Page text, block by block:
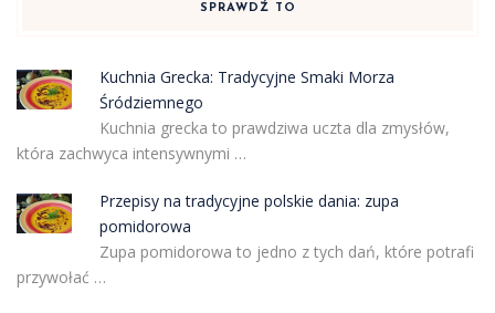
SPRAWDŹ TO
Kuchnia Grecka: Tradycyjne Smaki Morza
Śródziemnego
Kuchnia grecka to prawdziwa uczta dla zmysłów,
która zachwyca intensywnymi …
Przepisy na tradycyjne polskie dania: zupa
pomidorowa
Zupa pomidorowa to jedno z tych dań, które potrafi
przywołać …